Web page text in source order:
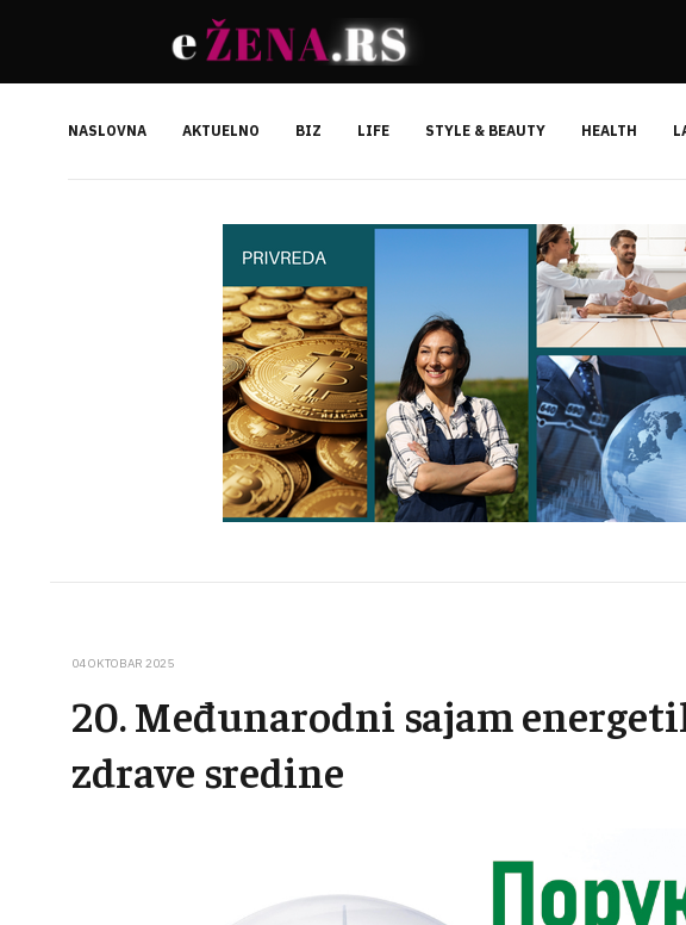
NASLOVNA AKTUELNO BIZ LIFE STYLE & BEAUTY HEALTH
04 OKTOBAR 2025
20. Međunarodni sajam
zdrave sredine